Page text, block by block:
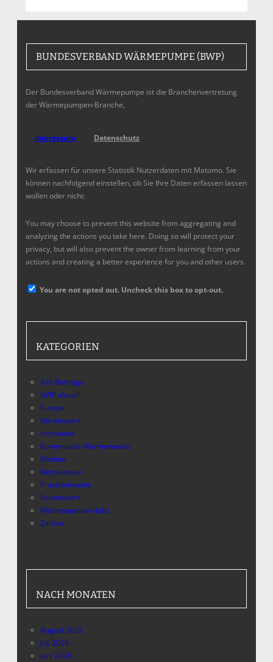
BUNDESVERBAND WÄRMEPUMPE (BWP)
Der Bundesverband Wärmepumpe ist die Branchenvertretung
der Wärmepumpen-Branche,
Impressum Datenschutz
Wir erfassen für unsere Statistik Nutzerdaten mit Matomo. Sie
können nachfolgend einstellen, ob Sie Ihre Daten erfassen lassen
wollen oder nicht:
You may choose to prevent this website from aggregating and
analyzing the actions you take here. Doing so will protect your
privacy, but will also prevent the owner from learning from your
actions and creating a better experience for you and other users.
You are not opted out. Uncheck this box to opt-out.
KATEGORIEN
Alle Beiträge
BWP aktuell
Europa
Hörenswert
Interviews
Kommunale Wärmewende
Medien
Netzausbau
Praxisbeispiele
Sehenswert
Wärmepumpen-Jobs
Zahlen
NACH MONATEN
August 2026
Juli 2026
Juni 2026